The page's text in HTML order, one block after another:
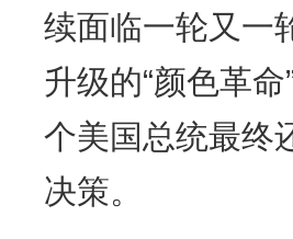
续面临一轮又一
升级的“颜色革
个美国总统最终
决策。